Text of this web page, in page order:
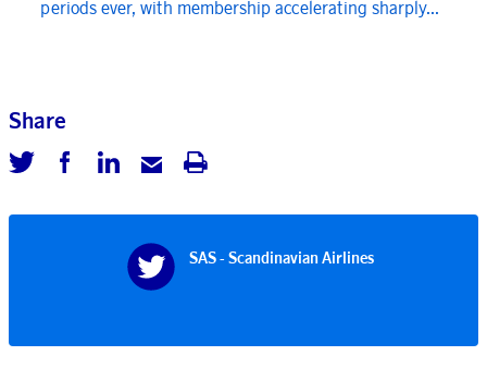
periods ever, with membership accelerating sharply...
Share
SAS - Scandinavian Airlines